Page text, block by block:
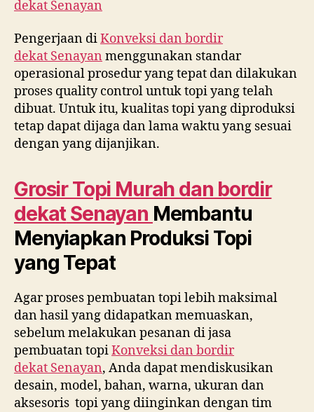
dekat Senayan
Pengerjaan diKonveksi dan bordir
dekat Senayan menggunakan standar
operasional prosedur yang tepat dan dilakukan
proses quality control untuk topi yang telah
dibuat. Untuk itu, kualitas topi yang diproduksi
tetap dapat dijaga dan lama waktu yang sesuai
dengan yang dijanjikan.
Grosir Topi Murah dan bordir
dekat Senayan Membantu
Menyiapkan Produksi Topi
yang Tepat
Agar proses pembuatan topi lebih maksimal
dan hasil yang didapatkan memuaskan,
sebelum melakukan pesanan di jasa
pembuatan topiKonveksi dan bordir
dekat Senayan, Anda dapat mendiskusikan
desain, model, bahan, warna, ukuran dan
aksesoris topi yang diinginkan dengan tim